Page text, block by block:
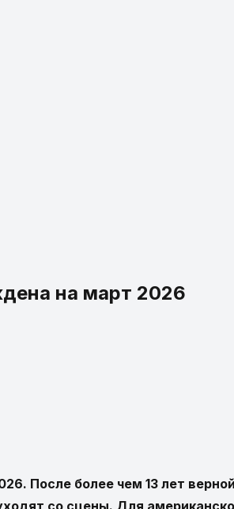
на март 2026
После более чем 13 лет
со сцены. Для